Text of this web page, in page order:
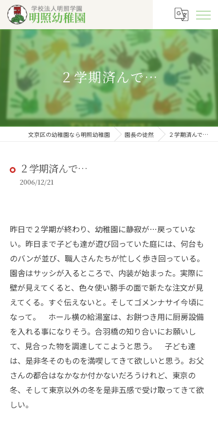
２学期済んで…
文京区の幼稚園なら明照幼稚園 園長の徒然 ２学期済んで…
２学期済んで…
2006/12/21
昨日で２学期が終わり、幼稚園に静寂が…戻っていな
い。昨日まで子ども達が遊び回っていた庭には、何台も
のバンが並び、職人さんたちが忙しく歩き回っている。
園舎はサッシが入るところで、内装が始まった。実際に
壁が見えてくると、色々使い勝手の面で新たな注文が見
えてくる。すぐ伝えないと。そしてゴメンナサイ今頃に
なって。 ホール横の給湯室は、お餅つき用に厨房設備
を入れる事になりそう。合羽橋の知り合いにお願いし
て、見合った物を調達してこようと思う。 子ども達
は、是非冬そのものを満喫してきて欲しいと思う。お父
さんの都合はなかなか付かないだろうけれど、東京の
冬、そして東京以外の冬を是非五感で受け取ってきて欲
しい。